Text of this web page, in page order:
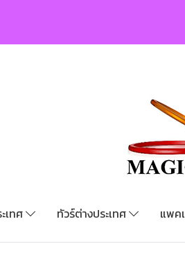
เทศ ทัวร์ต่างประเทศ แพค